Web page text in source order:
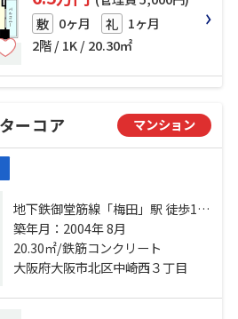
敷 0ヶ月 礼 1ヶ月
2階 / 1K / 20.30㎡
ーコア マンション
地下鉄御堂筋線「梅田」駅 徒歩12
分 地下鉄御堂筋線「中津」駅 徒歩
11分 地下鉄谷町線「中崎町」駅 徒
歩6分
築年月：2004年 8月
20.30㎡/鉄筋コンクリート
大阪府大阪市北区中崎西３丁目